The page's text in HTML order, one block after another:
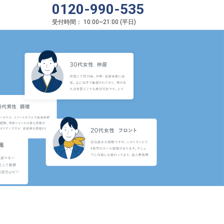
0120-990-535
受付時間： 10:00~21:00 (平日 )